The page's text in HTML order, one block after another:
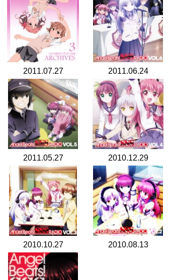
2011.07.27 2011.06.24
2011.05.27 2010.12.29
2010.10.27 2010.08.13